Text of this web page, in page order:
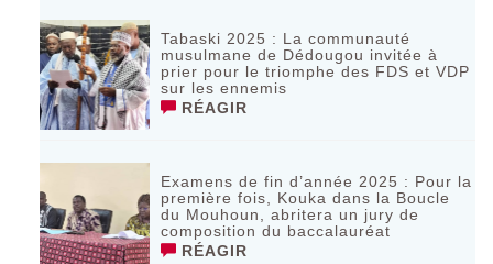
Tabaski 2025 : La communauté
musulmane de Dédougou invitée à
prier pour le triomphe des FDS et VDP
sur les ennemis
RÉAGIR
Examens de fin d’année 2025 : Pour la
première fois, Kouka dans la Boucle
du Mouhoun, abritera un jury de
composition du baccalauréat
RÉAGIR